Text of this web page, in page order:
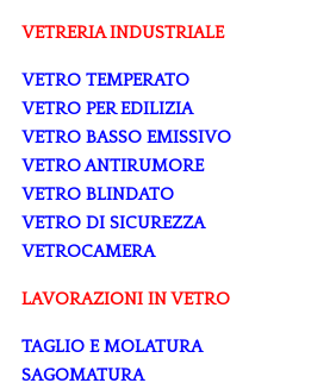
VETRERIA INDUSTRIALE
VETRO TEMPERATO
VETRO PER EDILIZIA
VETRO BASSO EMISSIVO
VETRO ANTIRUMORE
VETRO BLINDATO
VETRO DI SICUREZZA
VETROCAMERA
LAVORAZIONI IN VETRO
TAGLIO E MOLATURA
SAGOMATURA